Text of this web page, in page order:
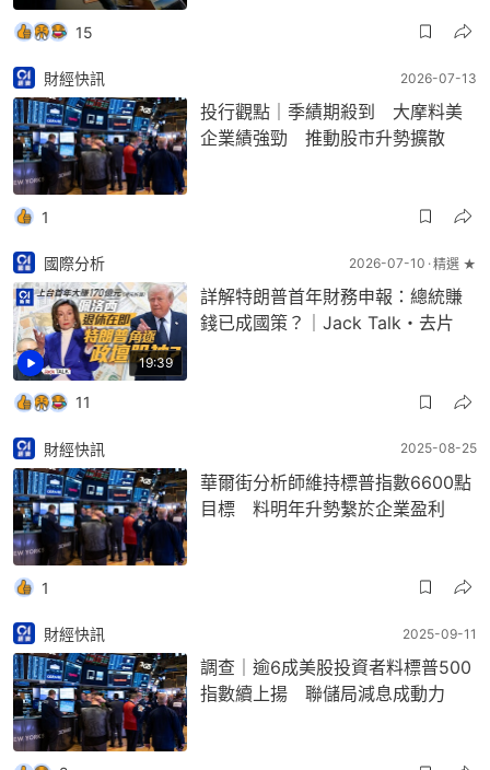
15
財經快訊 2026-07-13
投行觀點｜季績期殺到 大摩料美
企業績強勁 推動股市升勢擴散
1
19:39
國際分析 2026-07-10 精選 ★
詳解特朗普首年財務申報：總統賺
錢已成國策？｜Jack Talk・去片
11
財經快訊 2025-08-25
華爾街分析師維持標普指數6600點
目標 料明年升勢繫於企業盈利
1
財經快訊 2025-09-11
調查｜逾6成美股投資者料標普500
指數續上揚 聯儲局減息成動力